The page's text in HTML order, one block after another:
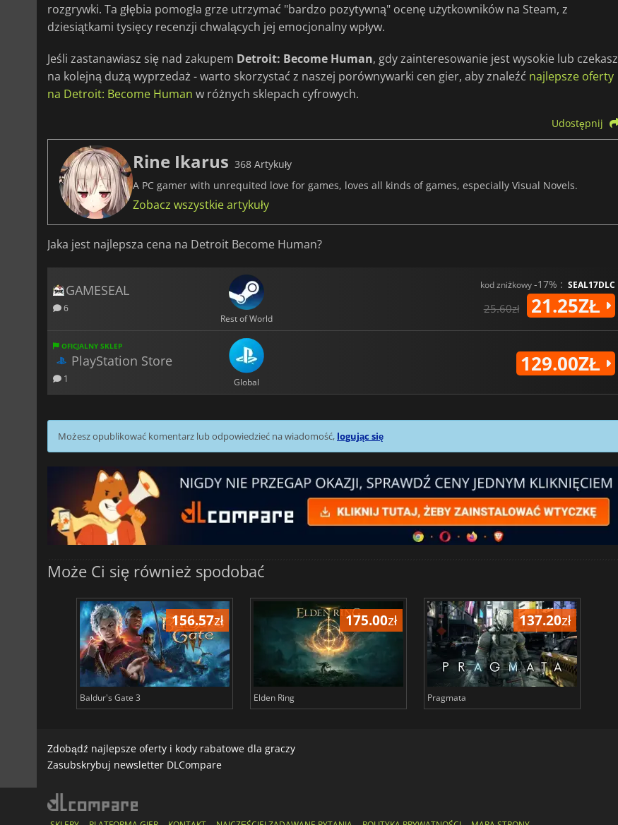
rozgrywki. Ta głębia pomogła grze utrzymać "bardzo pozytywną" ocenę użytkowników na Steam, z
dziesiątkami tysięcy recenzji chwalących jej emocjonalny wpływ.
Jeśli zastanawiasz się nad zakupem Detroit: Become Human, gdy zainteresowanie jest wysokie lub czekasz
na kolejną dużą wyprzedaż - warto skorzystać z naszej porównywarki cen gier, aby znaleźć najlepsze oferty
na Detroit: Become Human w różnych sklepach cyfrowych.
Udostępnij
Rine Ikarus 368 Artykuły
A PC gamer with unrequited love for games, loves all kinds of games, especially Visual Novels.
Zobacz wszystkie artykuły
Jaka jest najlepsza cena na Detroit Become Human?
GAMESEAL
6
Rest of World
kod zniżkowy-17% : SEAL17DLC
25.60zł 21.25ZŁ
OFICJALNY SKLEP
PlayStation Store
1 Global
129.00ZŁ
Możesz opublikować komentarz lub odpowiedzieć na wiadomość, logując się
Może Ci się również spodobać
156.57zł
Baldur's Gate 3
175.00zł
Elden Ring
137.20zł
Pragmata
Zdobądź najlepsze oferty i kody rabatowe dla graczy
Zasubskrybuj newsletter DLCompare